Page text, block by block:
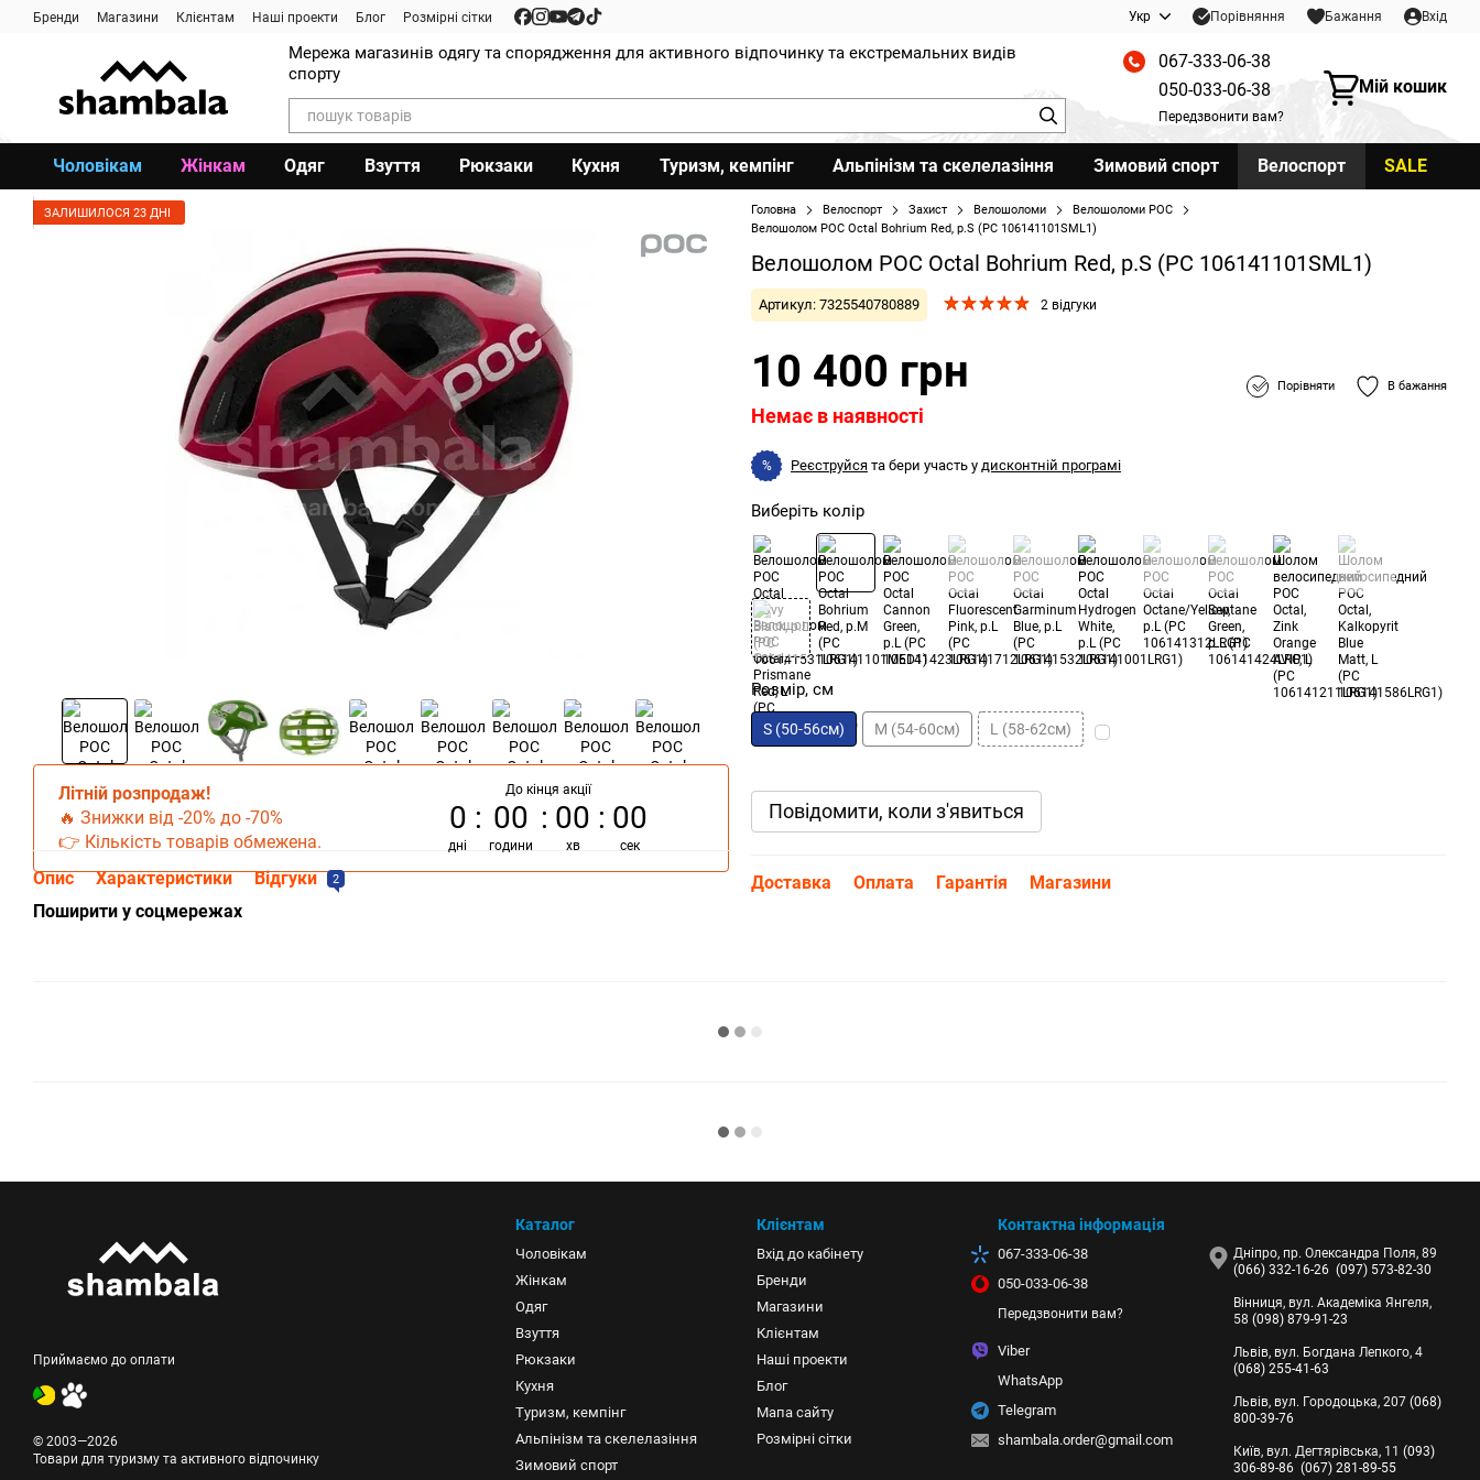
Перейти до основного контенту
Бренди Магазини Клієнтам Наші проекти Блог Розмірні сітки Укр Порівняння Бажання Вхід
Мережа магазинів одягу та спорядження для активного відпочинку та екстремальних видів
спорту
067-333-06-38
050-033-06-38
Передзвонити вам?
Мій кошик
Чоловікам Жінкам Одяг Взуття Рюкзаки Кухня Туризм, кемпінг Альпінізм та скелелазіння Зимовий спорт Велоспорт SALE
ЗАЛИШИЛОСЯ 23 ДНІ
Літній розпродаж!
🔥 Знижки від -20% до -70%
👉 Кількість товарів обмежена.
До кінця акції
0
дні
00
години
00
хв
00
сек
Опис Характеристики Відгуки 2
Поширити у соцмережах
Головна Велоспорт Захист Велошоломи
Велошоломи POC
Велошолом POC Octal Bohrium Red, р.S (PC 106141101SML1)
Велошолом POC Octal Bohrium Red, р.S (PC 106141101SML1)
Артикул: 7325540780889 2 відгуки
10 400 грн
Немає в наявності
Порівняти В бажання
% Реєструйся та бери участь у дисконтній програмі
Виберіть колір
Розмір, см
S (50-56см) M (54-60см) L (58-62см)
Повідомити, коли з'явиться
Доставка Оплата Гарантія Магазини
Приймаємо до оплати
© 2003—2026
Товари для туризму та активного відпочинку
Каталог
Чоловікам
Жінкам
Одяг
Взуття
Рюкзаки
Кухня
Туризм, кемпінг
Альпінізм та скелелазіння
Зимовий спорт
Клієнтам
Вхід до кабінету
Бренди
Магазини
Клієнтам
Наші проекти
Блог
Мапа сайту
Розмірні сітки
Контактна інформація
067-333-06-38
050-033-06-38
Передзвонити вам?
Viber
WhatsApp
Telegram
shambala.order@gmail.com
Дніпро, пр. Олександра Поля, 89
(066) 332-16-26 (097) 573-82-30
Вінниця, вул. Академіка Янгеля,
58 (098) 879-91-23
Львів, вул. Богдана Лепкого, 4
(068) 255-41-63
Львів, вул. Городоцька, 207 (068)
800-39-76
Київ, вул. Дегтярівська, 11 (093)
306-89-86 (067) 281-89-55